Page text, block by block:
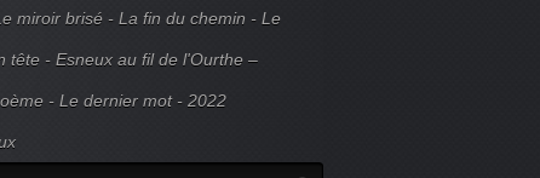
miroir brisé - La fin du chemin - Le
tête - Esneux au fil de l'Ourthe –
- Le dernier mot - 2022